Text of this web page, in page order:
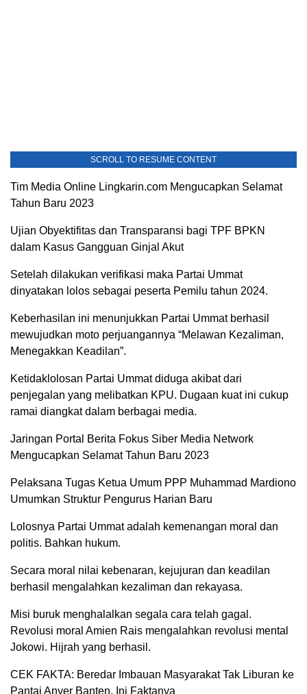
SCROLL TO RESUME CONTENT
Tim Media Online Lingkarin.com Mengucapkan Selamat
Tahun Baru 2023
Ujian Obyektifitas dan Transparansi bagi TPF BPKN
dalam Kasus Gangguan Ginjal Akut
Setelah dilakukan verifikasi maka Partai Ummat
dinyatakan lolos sebagai peserta Pemilu tahun 2024.
Keberhasilan ini menunjukkan Partai Ummat berhasil
mewujudkan moto perjuangannya “Melawan Kezaliman,
Menegakkan Keadilan”.
Ketidaklolosan Partai Ummat diduga akibat dari
penjegalan yang melibatkan KPU. Dugaan kuat ini cukup
ramai diangkat dalam berbagai media.
Jaringan Portal Berita Fokus Siber Media Network
Mengucapkan Selamat Tahun Baru 2023
Pelaksana Tugas Ketua Umum PPP Muhammad Mardiono
Umumkan Struktur Pengurus Harian Baru
Lolosnya Partai Ummat adalah kemenangan moral dan
politis. Bahkan hukum.
Secara moral nilai kebenaran, kejujuran dan keadilan
berhasil mengalahkan kezaliman dan rekayasa.
Misi buruk menghalalkan segala cara telah gagal.
Revolusi moral Amien Rais mengalahkan revolusi mental
Jokowi. Hijrah yang berhasil.
CEK FAKTA: Beredar Imbauan Masyarakat Tak Liburan ke
Pantai Anyer Banten, Ini Faktanya